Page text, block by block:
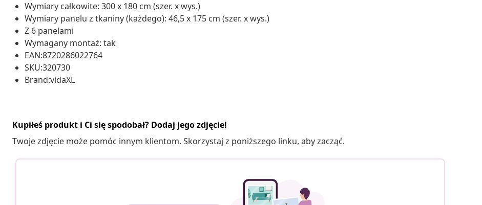
Wymiary całkowite: 300 x 180 cm (szer. x wys.)
Wymiary panelu z tkaniny (każdego): 46,5 x 175 cm (szer. x wys.)
Z 6 panelami
Wymagany montaż: tak
EAN:8720286022764
SKU:320730
Brand:vidaXL
Kupiłeś produkt i Ci się spodobał? Dodaj jego zdjęcie!
Twoje zdjęcie może pomóc innym klientom. Skorzystaj z poniższego linku, aby zacząć.